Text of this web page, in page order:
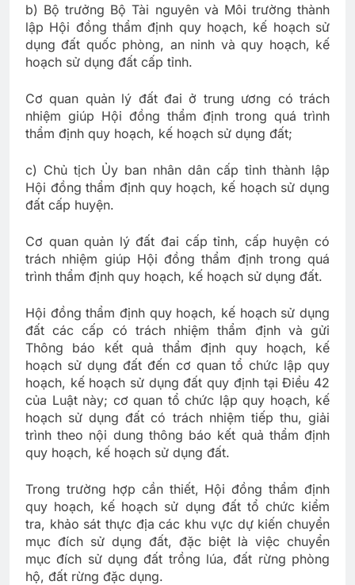
b) Bộ trưởng Bộ Tài nguyên và Môi trường thành
lập Hội đồng thẩm định quy hoạch, kế hoạch sử
dụng đất quốc phòng, an ninh và quy hoạch, kế
hoạch sử dụng đất cấp tỉnh.
Cơ quan quản lý đất đai ở trung ương có trách
nhiệm giúp Hội đồng thẩm định trong quá trình
thẩm định quy hoạch, kế hoạch sử dụng đất;
c) Chủ tịch Ủy ban nhân dân cấp tỉnh thành lập
Hội đồng thẩm định quy hoạch, kế hoạch sử dụng
đất cấp huyện.
Cơ quan quản lý đất đai cấp tỉnh, cấp huyện có
trách nhiệm giúp Hội đồng thẩm định trong quá
trình thẩm định quy hoạch, kế hoạch sử dụng đất.
Hội đồng thẩm định quy hoạch, kế hoạch sử dụng
đất các cấp có trách nhiệm thẩm định và gửi
Thông báo kết quả thẩm định quy hoạch, kế
hoạch sử dụng đất đến cơ quan tổ chức lập quy
hoạch, kế hoạch sử dụng đất quy định tại Điều 42
của Luật này; cơ quan tổ chức lập quy hoạch, kế
hoạch sử dụng đất có trách nhiệm tiếp thu, giải
trình theo nội dung thông báo kết quả thẩm định
quy hoạch, kế hoạch sử dụng đất.
Trong trường hợp cần thiết, Hội đồng thẩm định
quy hoạch, kế hoạch sử dụng đất tổ chức kiểm
tra, khảo sát thực địa các khu vực dự kiến chuyển
mục đích sử dụng đất, đặc biệt là việc chuyển
mục đích sử dụng đất trồng lúa, đất rừng phòng
hộ, đất rừng đặc dụng.